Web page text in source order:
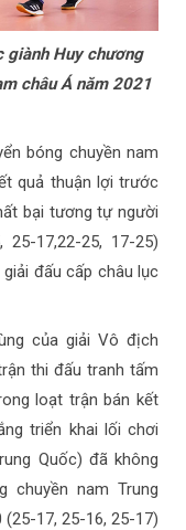
giành Huy chương
châu Á năm 2021
bóng chuyền nam
quả thuận lợi trước
bại tương tự người
17,22-25, 17-25)
đấu cấp châu lục
của giải Vô địch
thi đấu tranh tấm
loạt trận bán kết
triển khai lối chơi
Quốc) đã không
chuyền nam Trung
17, 25-16, 25-17)